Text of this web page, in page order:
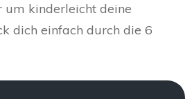
um kinderleicht deine
dich einfach durch die 6